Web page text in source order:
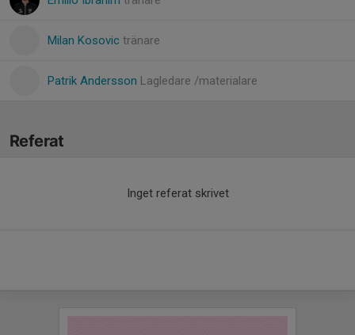
Milan Kosovic tränare
Patrik Andersson Lagledare /materialare
Referat
Inget referat skrivet